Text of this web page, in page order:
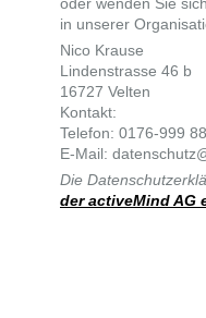
oder wenden Sie
in unserer
Nico Krause
Lindenstrasse 46 b
16727 Velten
Kontakt:
Telefon: 0176-999
E-Mail:
Die
der activeMind AG